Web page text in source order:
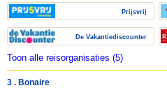
Prijsvrij
De Vakantiediscounter
Toon alle reisorganisaties (5)
3 . Bonaire